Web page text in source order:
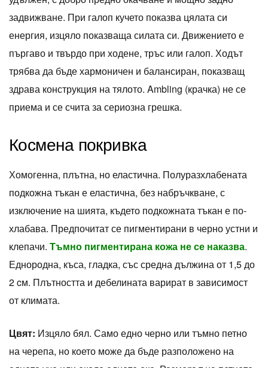
задвижване. При галоп кучето показва цялата си
енергия, изцяло показваща силата си. Движението е
пъргаво и твърдо при ходене, тръс или галоп. Ходът
трябва да бъде хармоничен и балансиран, показващ
здрава конструкция на тялото. Ambling (крачка) не се
приема и се счита за сериозна грешка.
Космена покривка
Хомогенна, плътна, но еластична. Полуразхлабената
подкожна тъкан е еластична, без набръчкване, с
изключение на шията, където подкожната тъкан е по-
хлабава. Предпочитат се пигментирани в черно устни и
клепачи. Тъмно пигментирана кожа не се наказва.
Еднородна, къса, гладка, със средна дължина от 1,5 до
2 cм. Плътността и дебелината варират в зависимост
от климата.
Цвят: Изцяло бял. Само едно черно или тъмно петно
на черепа, но което може да бъде разположено на